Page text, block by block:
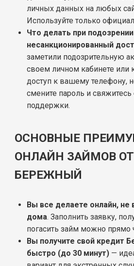
личных данных на любых
Используйте только
Что делать при
несанкционированный
заметили подозрительную
своем личном кабинете или
доступ к вашему телефону,
смените пароль и
поддержки.
ОСНОВНЫЕ
ОНЛАЙН ЗАЙМОВ ОТ
БЕРЕЖНЫЙ
Вы все делаете онлайн, не
дома. Заполнить заявку,
погасить займ можно прямо
Вы получите свой кредит
быстро (до 30 минут) —